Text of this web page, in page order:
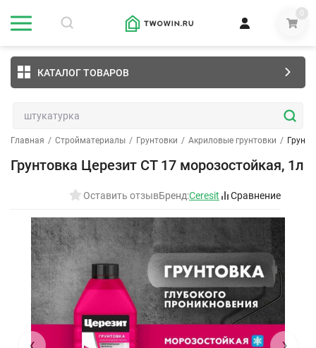
0
КАТАЛОГ ТОВАРОВ
Главная / Стройматериалы / Грунтовки / Акриловые грунтовки /
Грунтовка Церезит CT 17 морозостойкая, 1л
Оставить отзывБренд:Ceresit Сравнение